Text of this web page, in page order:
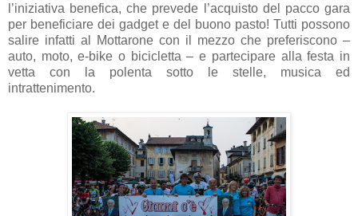
l’iniziativa benefica, che prevede l’acquisto del pacco gara
per beneficiare dei gadget e del buono pasto! Tutti possono
salire infatti al Mottarone con il mezzo che preferiscono –
auto, moto, e-bike o bicicletta – e partecipare alla festa in
vetta con la polenta sotto le stelle, musica ed
intrattenimento.